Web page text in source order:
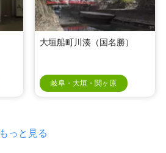
大垣船町川湊（国名勝）
岐阜・大垣・関ヶ原
もっと見る